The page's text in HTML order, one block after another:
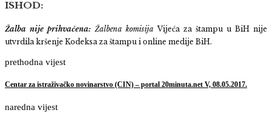
ISHOD:
Žalba nije prihvaćena: Žalbena komisija Vijeća za štampu u BiH nije
utvrdila kršenje Kodeksa za štampu i online medije BiH.
prethodna vijest
Centar za istraživačko novinarstvo (CIN) – portal 20minuta.net V, 08.05.2017.
naredna vijest